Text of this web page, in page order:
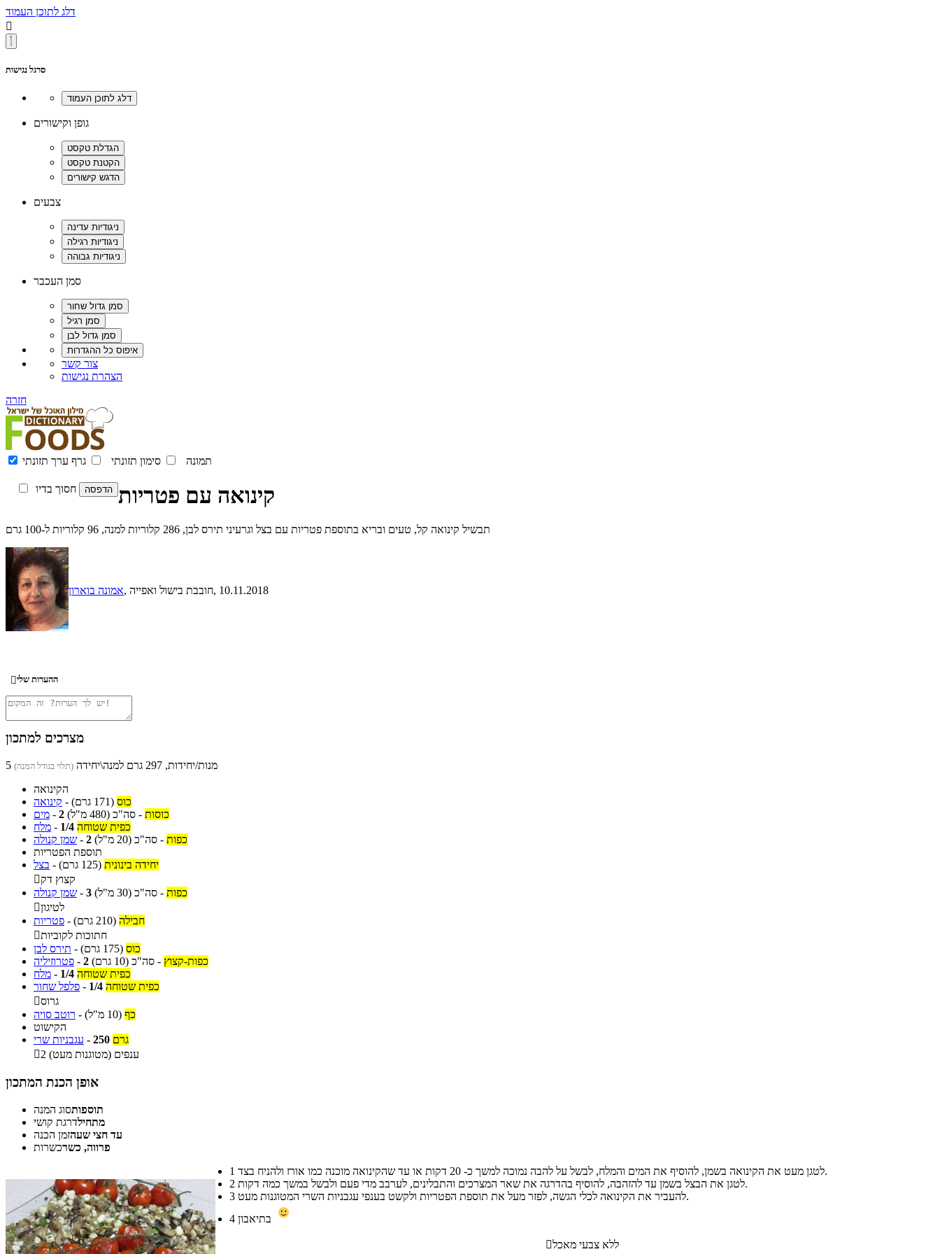
דלג לתוכן העמוד

סרגל נגישות
גופן וקישורים
צבעים
סמן העכבר
צור קשר
הצהרת נגישות
חזרה
תמונה סימון תזונתי גרף ערך תזונתי
חסוך בדיו קינואה עם פטריות
תבשיל קינואה קל, טעים ובריא בתוספת פטריות עם בצל וגרעיני תירס לבן, 286 קלוריות למנה, 96 קלוריות ל-100 גרם
אמונה בוארון , חובבת בישול ואפייה, 10.11.2018
ההערות שלי
מצרכים למתכון
5 מנות/יחידות, 297 גרם למנה\יחידה (תלוי בגודל המנה)
הקינואה
קינואה - כוס (171 גרם)
מים - 2 כוסות - סה"כ (480 מ"ל)
מלח - 1/4 כפית שטוחה
שמן קנולה - 2 כפות - סה"כ (20 מ"ל)
תוספת הפטריות
בצל - יחידה בינונית (125 גרם)
קצוץ דק
שמן קנולה - 3 כפות - סה"כ (30 מ"ל)
לטיגון
פטריות - חבילה (210 גרם)
חתוכות לקוביות
תירס לבן - כוס (175 גרם)
פטרוזיליה - 2 כפות-קצוץ - סה"כ (10 גרם)
מלח - 1/4 כפית שטוחה
פלפל שחור - 1/4 כפית שטוחה
גרוס
רוטב סויה - כף (10 מ"ל)
הקישוט
עגבניות שרי - 250 גרם

2 ענפים (מטוגנות מעט)
אופן הכנת המתכון
תוספותסוג המנה
מתחילדרגת קושי
עד חצי שעהזמן הכנה
פרווה, כשרכשרות
1
לטגן מעט את הקינואה בשמן, להוסיף את המים והמלח, לבשל על להבה נמוכה למשך כ- 20 דקות או עד שהקינואה מוכנה כמו אורז ולהניח בצד.
2
לטגן את הבצל בשמן עד להזהבה, להוסיף בהדרגה את שאר המצרכים והתבלינים, לערבב מדי פעם ולבשל במשך כמה דקות.
3
להעביר את הקינואה לכלי הגשה, לפזר מעל את תוספת הפטריות ולקשט בענפי עגבניות השרי המטוגנות מעט.
4
ללא צבעי מאכל